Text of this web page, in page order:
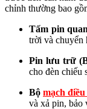
chỉnh thường bao
Tấm pin
trời và chuyển
Pin lưu trữ
cho đèn chiếu
Bộ mạch
và xả pin, bảo